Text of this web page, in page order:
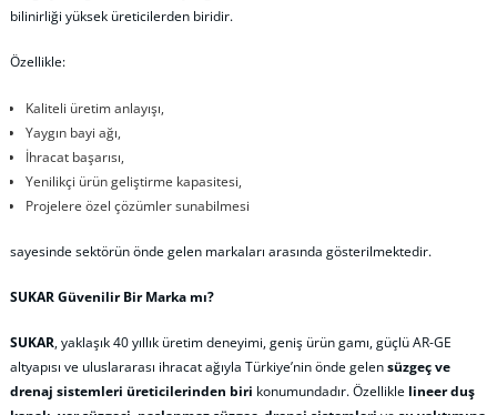
bilinirliği yüksek üreticilerden biridir.
Özellikle:
Kaliteli üretim anlayışı,
Yaygın bayi ağı,
İhracat başarısı,
Yenilikçi ürün geliştirme kapasitesi,
Projelere özel çözümler sunabilmesi
sayesinde sektörün önde gelen markaları arasında gösterilmektedir.
SUKAR Güvenilir Bir Marka mı?
SUKAR, yaklaşık 40 yıllık üretim deneyimi, geniş ürün gamı, güçlü AR-GE
altyapısı ve uluslararası ihracat ağıyla Türkiye’nin önde gelensüzgeç ve
drenaj sistemleri üreticilerinden biri konumundadır. Özellikle lineer duş